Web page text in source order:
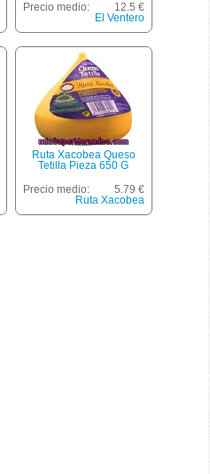
Precio medio:
12.5 €
El Ventero
Ruta Xacobea Queso
Tetilla Pieza 650 G
Precio medio:
5.79 €
Ruta Xacobea